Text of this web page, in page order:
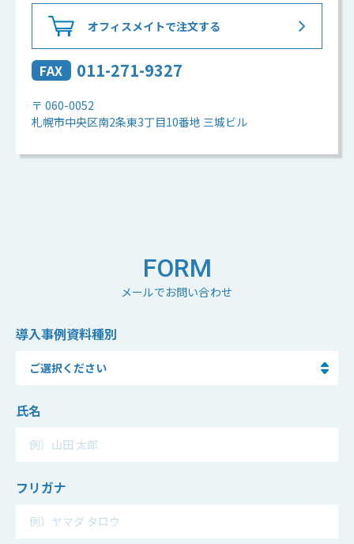
オフィスメイトで注文する
FAX 011-271-9327
〒 060-0052
札幌市中央区南2条東3丁目10番地 三城ビル
FORM
メールでお問い合わせ
導入事例資料種別
氏名
フリガナ